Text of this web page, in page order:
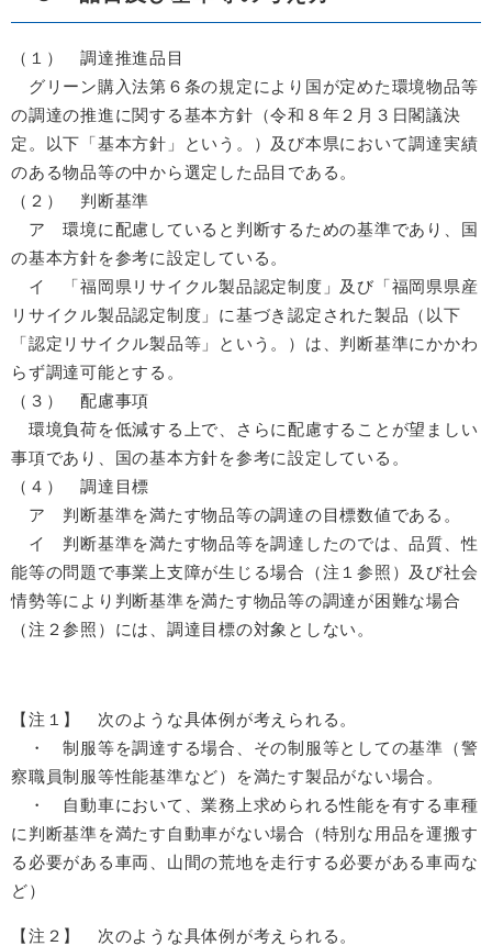
（１） 調達推進品目
グリーン購入法第６条の規定により国が定めた環境物品等
の調達の推進に関する基本方針（令和８年２月３日閣議決
定。以下「基本方針」という。）及び本県において調達実績
のある物品等の中から選定した品目である。
（２） 判断基準
ア 環境に配慮していると判断するための基準であり、国
の基本方針を参考に設定している。
イ 「福岡県リサイクル製品認定制度」及び「福岡県県産
リサイクル製品認定制度」に基づき認定された製品（以下
「認定リサイクル製品等」という。）は、判断基準にかかわ
らず調達可能とする。
（３） 配慮事項
環境負荷を低減する上で、さらに配慮することが望ましい
事項であり、国の基本方針を参考に設定している。
（４） 調達目標
ア 判断基準を満たす物品等の調達の目標数値である。
イ 判断基準を満たす物品等を調達したのでは、品質、性
能等の問題で事業上支障が生じる場合（注１参照）及び社会
情勢等により判断基準を満たす物品等の調達が困難な場合
（注２参照）には、調達目標の対象としない。
【注１】 次のような具体例が考えられる。
・ 制服等を調達する場合、その制服等としての基準（警
察職員制服等性能基準など）を満たす製品がない場合。
・ 自動車において、業務上求められる性能を有する車種
に判断基準を満たす自動車がない場合（特別な用品を運搬す
る必要がある車両、山間の荒地を走行する必要がある車両な
ど）
【注２】 次のような具体例が考えられる。